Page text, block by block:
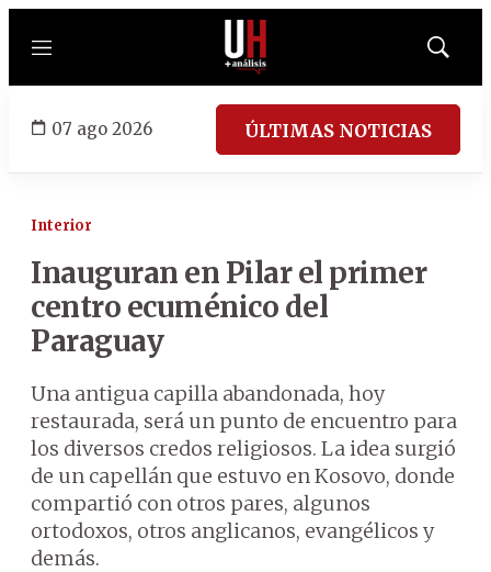
Menú
Mostrar
07 ago 2026 ÚLTIMAS NOTICIAS
Interior
Inauguran en Pilar el primer
centro ecuménico del
Paraguay
Una antigua capilla abandonada, hoy
restaurada, será un punto de encuentro para
los diversos credos religiosos. La idea surgió
de un capellán que estuvo en Kosovo, donde
compartió con otros pares, algunos
ortodoxos, otros anglicanos, evangélicos y
demás.